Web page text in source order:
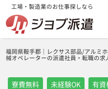
工場・製造業のお仕事探しなら
福岡県鞍手郡｜レクサス部品/アルミ
械オペレーターの派遣社員・転職の求
寮費無料 未経験OK 有資